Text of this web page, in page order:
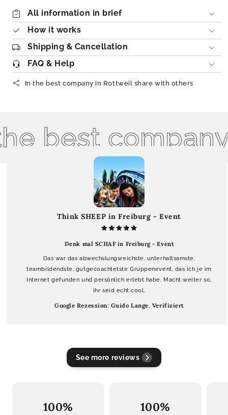
All information in brief
How it works
Shipping & Cancellation
FAQ & Help
In the best company in Rottweil share with others
best company
Think SHEEP in Freiburg - Event
Denk mal SCHAF in Freiburg - Event
Das war das abwechslungsreichste, unterhaltsamste,
teambildendste, gutgecoachtetste Gruppenevent, das ich je im
Internet gefunden und persönlich erlebt habe. Macht weiter so,
ihr seid echt cool.
Google Rezession: Guido Lange. Verifiziert
See more reviews
100% 100%